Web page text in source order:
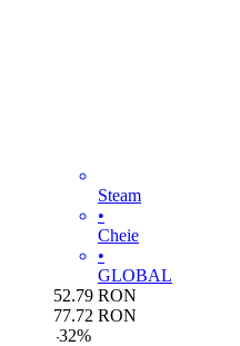
Steam
•
Cheie
•
GLOBAL
52.79 RON
77.72 RON
-32%